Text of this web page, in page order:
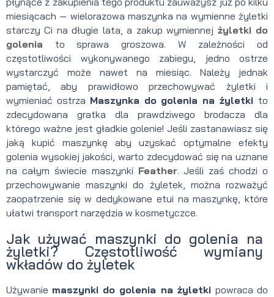
miesiącach — wielorazowa maszynka na wymienne żyletki
starczy Ci na długie lata, a zakup wymiennej żyletki do
golenia to sprawa groszowa. W zależności od
częstotliwości wykonywanego zabiegu, jedno ostrze
wystarczyć może nawet na miesiąc. Należy jednak
pamiętać, aby prawidłowo przechowywać żyletki i
wymieniać ostrza Maszynka do golenia na żyletki to
zdecydowana gratka dla prawdziwego brodacza dla
którego ważne jest gładkie golenie! Jeśli zastanawiasz się
jaką kupić maszynkę aby uzyskać optymalne efekty
golenia wysokiej jakości, warto zdecydować się na uznane
na całym świecie maszynki Feather. Jeśli zaś chodzi o
przechowywanie maszynki do żyletek, można rozważyć
zaopatrzenie się w dedykowane etui na maszynkę, które
ułatwi transport narzędzia w kosmetyczce.
Jak używać maszynki do golenia na
żyletki? Częstotliwość wymiany
wkładów do żyletek
Używanie maszynki do golenia na żyletki powraca do